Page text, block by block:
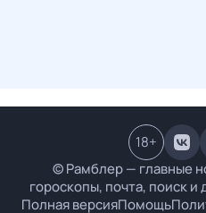
© Рамблер — главные
гороскопы, почта, поиск
Полная версияПомощь
18+